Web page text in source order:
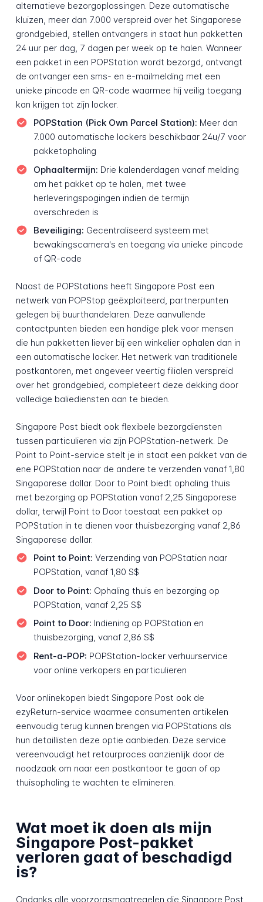
alternatieve bezorgoplossingen. Deze automatische
kluizen, meer dan 7.000 verspreid over het Singaporese
grondgebied, stellen ontvangers in staat hun pakketten
24 uur per dag, 7 dagen per week op te halen. Wanneer
een pakket in een POPStation wordt bezorgd, ontvangt
de ontvanger een sms- en e-mailmelding met een
unieke pincode en QR-code waarmee hij veilig toegang
kan krijgen tot zijn locker.
POPStation (Pick Own Parcel Station): Meer dan
7.000 automatische lockers beschikbaar 24u/7 voor
pakketophaling
Ophaaltermijn: Drie kalenderdagen vanaf melding
om het pakket op te halen, met twee
herleveringspogingen indien de termijn
overschreden is
Beveiliging: Gecentraliseerd systeem met
bewakingscamera's en toegang via unieke pincode
of QR-code
Naast de POPStations heeft Singapore Post een
netwerk van POPStop geëxploiteerd, partnerpunten
gelegen bij buurthandelaren. Deze aanvullende
contactpunten bieden een handige plek voor mensen
die hun pakketten liever bij een winkelier ophalen dan in
een automatische locker. Het netwerk van traditionele
postkantoren, met ongeveer veertig filialen verspreid
over het grondgebied, completeert deze dekking door
volledige baliediensten aan te bieden.
Singapore Post biedt ook flexibele bezorgdiensten
tussen particulieren via zijn POPStation-netwerk. De
Point to Point-service stelt je in staat een pakket van de
ene POPStation naar de andere te verzenden vanaf 1,80
Singaporese dollar. Door to Point biedt ophaling thuis
met bezorging op POPStation vanaf 2,25 Singaporese
dollar, terwijl Point to Door toestaat een pakket op
POPStation in te dienen voor thuisbezorging vanaf 2,86
Singaporese dollar.
Point to Point: Verzending van POPStation naar
POPStation, vanaf 1,80 S$
Door to Point: Ophaling thuis en bezorging op
POPStation, vanaf 2,25 S$
Point to Door: Indiening op POPStation en
thuisbezorging, vanaf 2,86 S$
Rent-a-POP: POPStation-locker verhuurservice
voor online verkopers en particulieren
Voor onlinekopen biedt Singapore Post ook de
ezyReturn-service waarmee consumenten artikelen
eenvoudig terug kunnen brengen via POPStations als
hun detaillisten deze optie aanbieden. Deze service
vereenvoudigt het retourproces aanzienlijk door de
noodzaak om naar een postkantoor te gaan of op
thuisophaling te wachten te elimineren.
Wat moet ik doen als mijn
Singapore Post-pakket
verloren gaat of beschadigd
is?
Ondanks alle voorzorgsmaatregelen die Singapore Post